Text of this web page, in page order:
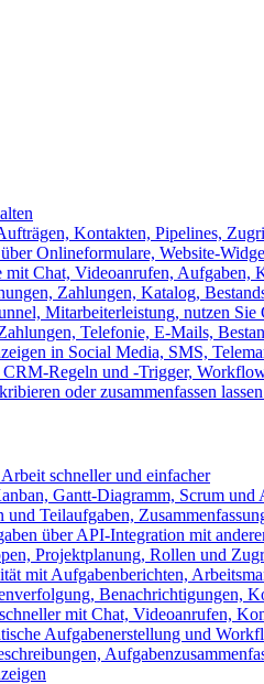
Kontakten, Pipelines,
Onlineformulare, Website-
mit Chat, Videoanrufen, Aufgaben,
Zahlungen, Katalog,
Mitarbeiterleistung, nutzen
Telefonie, E-Mails,
in Social Media, SMS,
Regeln und -Trigger,
oder zusammenfassen
schneller und einfacher
Gantt-Diagramm, Scrum und
und Teilaufgaben,
über API-Integration mit
Projektplanung, Rollen und
mit Aufgabenberichten,
Benachrichtigungen,
mit Chat, Videoanrufen,
Aufgabenerstellung und